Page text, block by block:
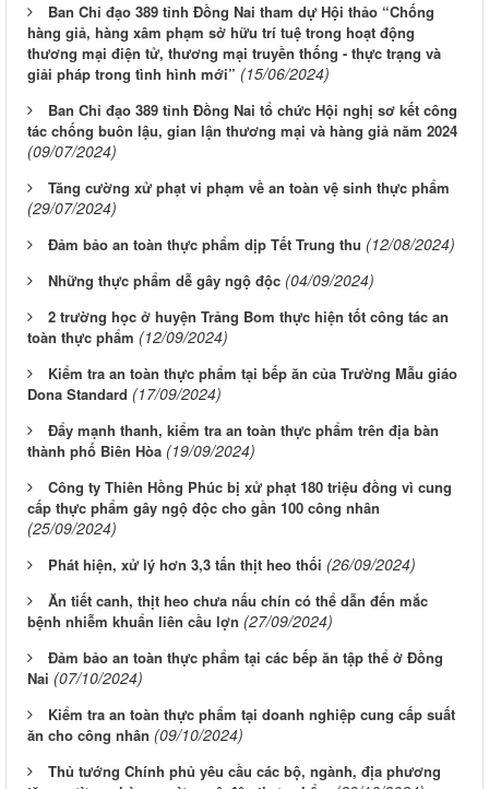
Ban Chỉ đạo 389 tỉnh Đồng Nai tham dự Hội thảo “Chống
hàng giả, hàng xâm phạm sở hữu trí tuệ trong hoạt động
thương mại điện tử, thương mại truyền thống - thực trạng và
giải pháp trong tình hình mới” (15/06/2024)
Ban Chỉ đạo 389 tỉnh Đồng Nai tổ chức Hội nghị sơ kết công
tác chống buôn lậu, gian lận thương mại và hàng giả năm 2024
(09/07/2024)
Tăng cường xử phạt vi phạm về an toàn vệ sinh thực phẩm
(29/07/2024)
Đảm bảo an toàn thực phẩm dịp Tết Trung thu (12/08/2024)
Những thực phẩm dễ gây ngộ độc (04/09/2024)
2 trường học ở huyện Trảng Bom thực hiện tốt công tác an
toàn thực phẩm (12/09/2024)
Kiểm tra an toàn thực phẩm tại bếp ăn của Trường Mẫu giáo
Dona Standard (17/09/2024)
Đẩy mạnh thanh, kiểm tra an toàn thực phẩm trên địa bàn
thành phố Biên Hòa (19/09/2024)
Công ty Thiên Hồng Phúc bị xử phạt 180 triệu đồng vì cung
cấp thực phẩm gây ngộ độc cho gần 100 công nhân
(25/09/2024)
Phát hiện, xử lý hơn 3,3 tấn thịt heo thối (26/09/2024)
Ăn tiết canh, thịt heo chưa nấu chín có thể dẫn đến mắc
bệnh nhiễm khuẩn liên cầu lợn (27/09/2024)
Đảm bảo an toàn thực phẩm tại các bếp ăn tập thể ở Đồng
Nai (07/10/2024)
Kiểm tra an toàn thực phẩm tại doanh nghiệp cung cấp suất
ăn cho công nhân (09/10/2024)
Thủ tướng Chính phủ yêu cầu các bộ, ngành, địa phương